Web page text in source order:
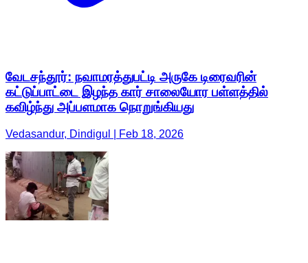
வேடசந்தூர்: நவாமரத்துபட்டி அருகே டிரைவரின்
கட்டுப்பாட்டை இழந்த கார் சாலையோர பள்ளத்தில்
கவிழ்ந்து அப்பளமாக நொறுங்கியது
Vedasandur, Dindigul | Feb 18, 2026